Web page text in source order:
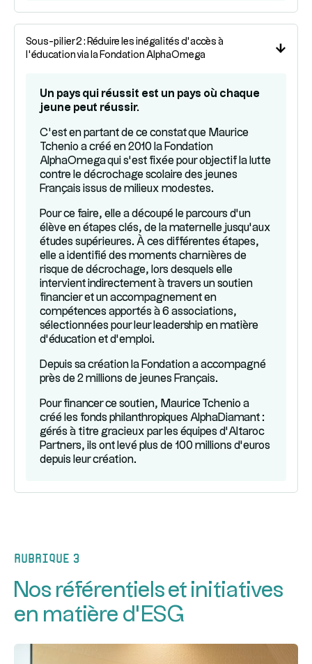
Sous-pilier 2 : Réduire les inégalités d’accès à
l’éducation via la Fondation AlphaOmega
Un pays qui réussit est un pays où chaque
jeune peut réussir.
C’est en partant de ce constat que Maurice
Tchenio a créé en 2010 la Fondation
AlphaOmega qui s’est fixée pour objectif la lutte
contre le décrochage scolaire des jeunes
Français issus de milieux modestes.
Pour ce faire, elle a découpé le parcours d’un
élève en étapes clés, de la maternelle jusqu’aux
études supérieures. À ces différentes étapes,
elle a identifié des moments charnières de
risque de décrochage, lors desquels elle
intervient indirectement à travers un soutien
financier et un accompagnement en
compétences apportés à 6 associations,
sélectionnées pour leur leadership en matière
d’éducation et d’emploi.
Depuis sa création la Fondation a accompagné
près de 2 millions de jeunes Français.
Pour financer ce soutien, Maurice Tchenio a
créé les fonds philanthropiques AlphaDiamant :
gérés à titre gracieux par les équipes d’Altaroc
Partners, ils ont levé plus de 100 millions d’euros
depuis leur création.
Rubrique 3
Nos référentiels et initiatives
en matière d’ESG